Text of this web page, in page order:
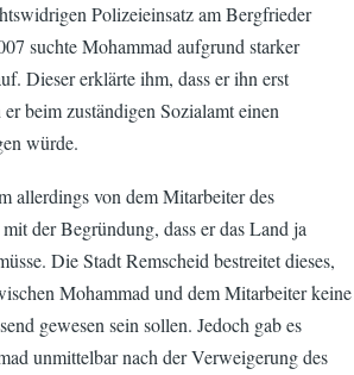
Polizeieinsatz am Bergfrieder
suchte Mohammad aufgrund starker
Dieser erklärte ihm, dass er ihn erst
beim zuständigen Sozialamt einen
würde.
allerdings von dem Mitarbeiter des
der Begründung, dass er das Land ja
Die Stadt Remscheid bestreitet dieses,
Mohammad und dem Mitarbeiter keine
gewesen sein sollen. Jedoch gab es
unmittelbar nach der Verweigerung des